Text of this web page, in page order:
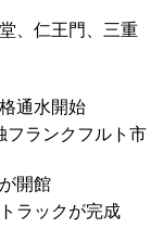
、仁王門、三重
通水開始
フランクフルト市
開館
ラックが完成